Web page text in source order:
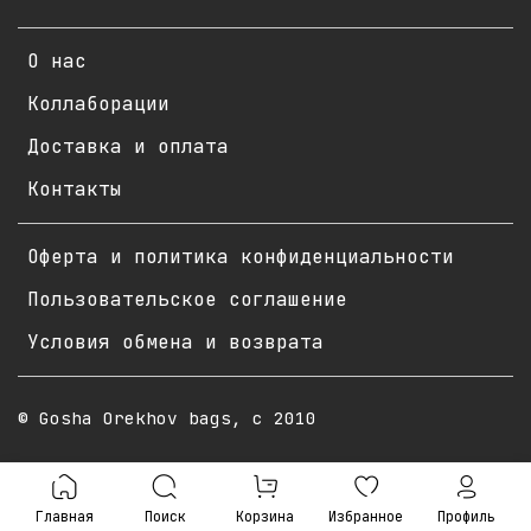
О нас
Коллаборации
Доставка и оплата
Контакты
Оферта и политика конфиденциальности
Пользовательское соглашение
Условия обмена и возврата
© Gosha Orekhov bags, с 2010
Главная Поиск Корзина Избранное Профиль